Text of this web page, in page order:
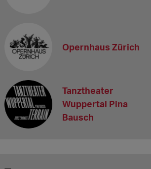
Opernhaus Zürich
Tanztheater
Wuppertal Pina
Bausch